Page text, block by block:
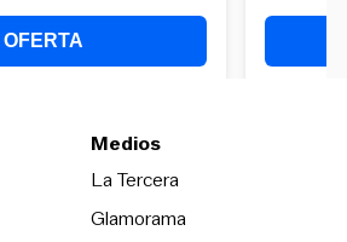
Medios
La TerceraOpens in new
Glamorama